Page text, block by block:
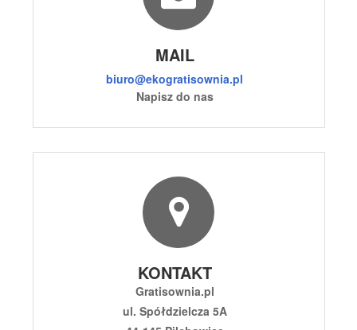
MAIL
biuro@ekogratisownia.pl
Napisz do nas
KONTAKT
Gratisownia.pl
ul. Spółdzielcza 5A